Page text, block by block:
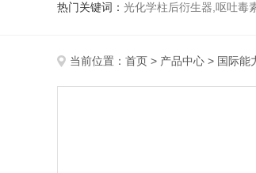
热门关键词： 光化学柱后衍生器,呕吐毒
当前位置： 首页 > 产品中心 > 国际能